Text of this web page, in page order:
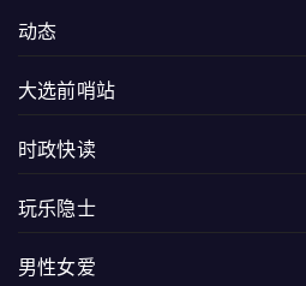
动态
大选前哨站
时政快读
玩乐隐士
男性女爱